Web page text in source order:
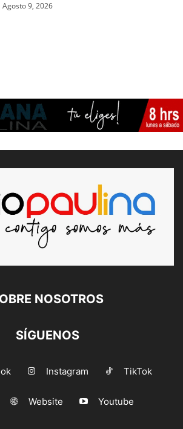
Agosto 9, 2026
NOSOTROS
SÍGUENOS
Instagram TikTok
Website Youtube